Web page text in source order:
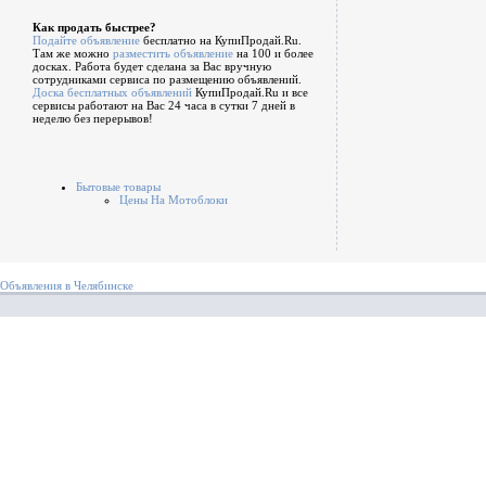
Как продать быстрее?
Подайте объявление бесплатно на КупиПродай.Ru.
Там же можно разместить объявление на 100 и более
досках. Работа будет сделана за Вас вручную
сотрудниками сервиса по размещению объявлений.
Доска бесплатных объявлений КупиПродай.Ru и все
сервисы работают на Вас 24 часа в сутки 7 дней в
неделю без перерывов!
Бытовые товары
Цены На Мотоблоки
Объявления в Челябинске